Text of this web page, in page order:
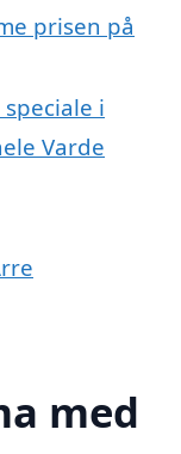
prisen på
i
Varde
med